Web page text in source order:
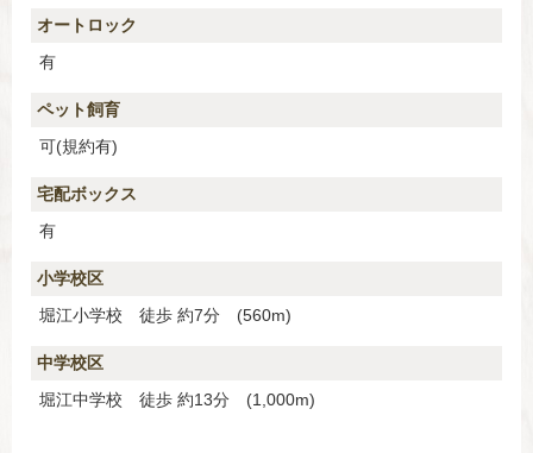
オートロック
有
ペット飼育
可(規約有)
宅配ボックス
有
小学校区
堀江小学校 徒歩 約7分 (560m)
中学校区
堀江中学校 徒歩 約13分 (1,000m)